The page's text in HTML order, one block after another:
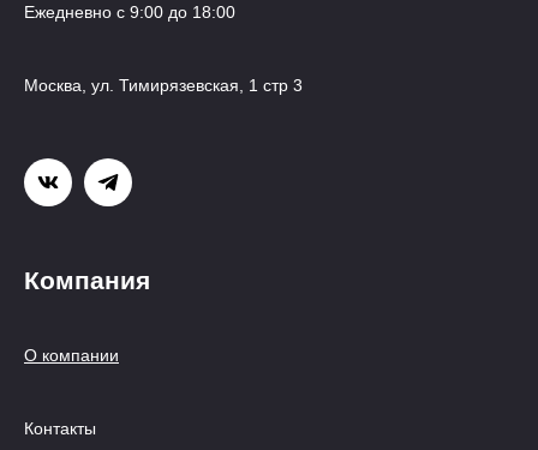
Ежедневно с 9:00 до 18:00
Москва, ул. Тимирязевская, 1 стр 3
Компания
О компании
Контакты